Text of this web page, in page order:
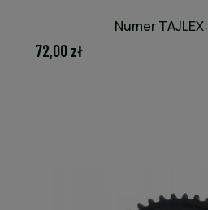
Numer TAJLEX:
72,00 zł